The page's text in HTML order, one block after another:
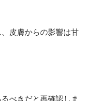
皮膚からの影響は甘
べきだと再確認しま